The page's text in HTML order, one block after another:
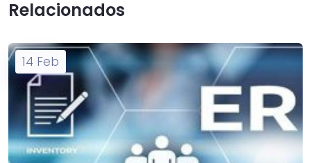
Relacionados
14 Feb